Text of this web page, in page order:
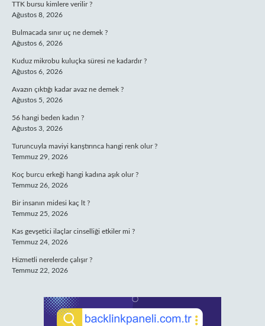
TTK bursu kimlere verilir ?
Ağustos 8, 2026
Bulmacada sınır uç ne demek ?
Ağustos 6, 2026
Kuduz mikrobu kuluçka süresi ne kadardır ?
Ağustos 6, 2026
Avazın çıktığı kadar avaz ne demek ?
Ağustos 5, 2026
56 hangi beden kadın ?
Ağustos 3, 2026
Turuncuyla maviyi karıştırınca hangi renk olur ?
Temmuz 29, 2026
Koç burcu erkeği hangi kadına aşık olur ?
Temmuz 26, 2026
Bir insanın midesi kaç lt ?
Temmuz 25, 2026
Kas gevşetici ilaçlar cinselliği etkiler mi ?
Temmuz 24, 2026
Hizmetli nerelerde çalışır ?
Temmuz 22, 2026